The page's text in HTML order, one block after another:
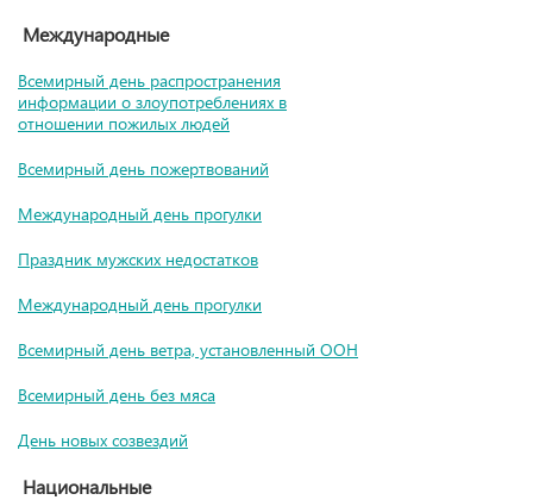
Международные
Всемирный день распространения
информации о злоупотреблениях в
отношении пожилых людей
Всемирный день пожертвований
Международный день прогулки
Праздник мужских недостатков
Международный день прогулки
Всемирный день ветра, установленный ООН
Всемирный день без мяса
День новых созвездий
Национальные